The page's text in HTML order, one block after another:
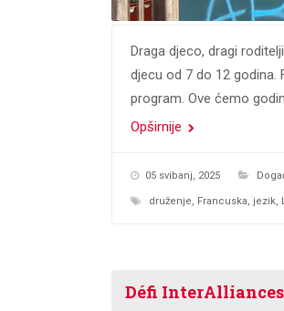
Draga djeco, dragi
djecu od 7 do 12 godina.
program. Ove ćemo
Opširnije
05 svibanj, 2025
druženje, Francuska, jezik,
Défi InterAlliances